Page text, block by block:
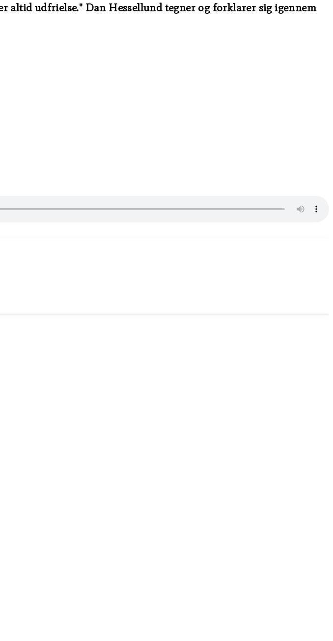
altid udfrielse." Dan Hessellund tegner og forklarer sig igennem